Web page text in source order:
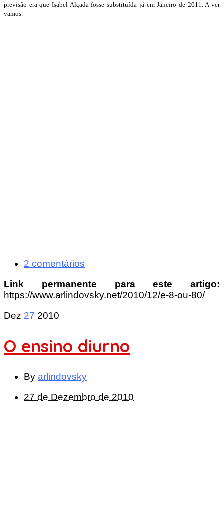
previsão era que Isabel Alçada fosse substituída já em Janeiro de 2011. A ver
vamos.
2 comentários
Link permanente para este artigo:
https://www.arlindovsky.net/2010/12/e-8-ou-80/
Dez 27 2010
O ensino diurno
By arlindovsky
27 de Dezembro de 2010